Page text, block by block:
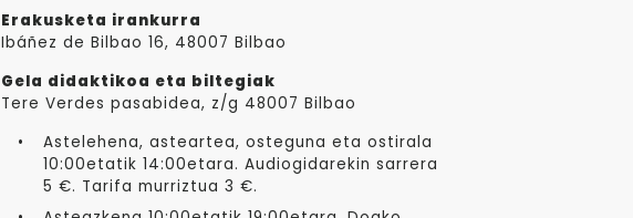
Erakusketa irankurra
Ibáñez de Bilbao 16, 48007 Bilbao
Gela didaktikoa eta biltegiak
Tere Verdes pasabidea, z/g 48007 Bilbao
Astelehena, asteartea, osteguna eta ostirala
10:00etatik 14:00etara. Audiogidarekin sarrera
5 €. Tarifa murriztua 3 €.